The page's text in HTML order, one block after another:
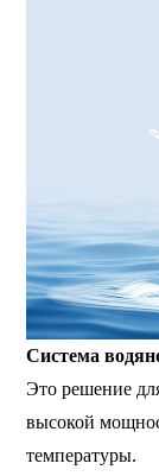
Система
Это решение
высокой
температуры.